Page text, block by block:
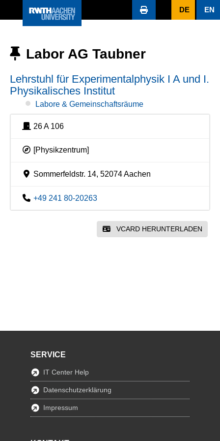
DE EN
Labor AG Taubner
Lehrstuhl für Experimentalphysik I A und I.
Physikalisches Institut
Labore & Gemeinschaftsräume
26 A 106
[Physikzentrum]
Sommerfeldstr. 14, 52074 Aachen
+49 241 80-20263
VCARD HERUNTERLADEN
SERVICE
IT Center Help
Datenschutzerklärung
Impressum